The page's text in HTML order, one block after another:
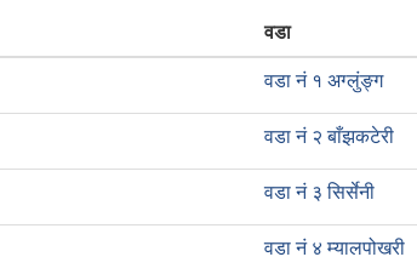
वडा
वडा नं १ अग्लुंङ्ग
वडा नं २ बाँझकटेरी
वडा नं ३ सिर्सेनी
वडा नं ४ म्यालपोखरी